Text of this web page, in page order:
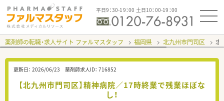
平日9：30-19：00 土日10：00-19：00
薬剤師の転職・求人サイト ファルマスタッフ 福岡県 北九州市門司区 求
更新日： 2026/06/23 薬剤師求人ID： 716852
【北九州市門司区】精神病院／17時終業で残業ほぼな
し！